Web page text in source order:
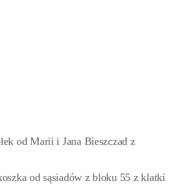
od Marii i Jana Bieszczad z
od sąsiadów z bloku 55 z klatki